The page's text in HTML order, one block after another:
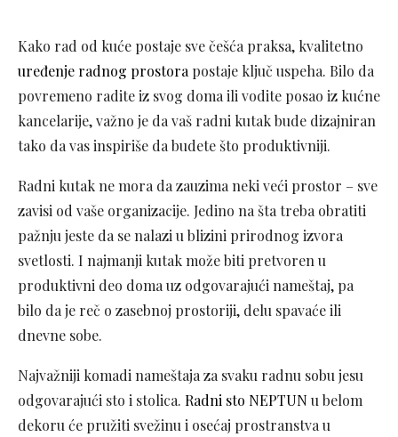
Kako rad od kuće postaje sve češća praksa, kvalitetno
uređenje radnog prostora postaje ključ uspeha. Bilo da
povremeno radite iz svog doma ili vodite posao iz kućne
kancelarije, važno je da vaš radni kutak bude dizajniran
tako da vas inspiriše da budete što produktivniji.
Radni kutak ne mora da zauzima neki veći prostor – sve
zavisi od vaše organizacije. Jedino na šta treba obratiti
pažnju jeste da se nalazi u blizini prirodnog izvora
svetlosti. I najmanji kutak može biti pretvoren u
produktivni deo doma uz odgovarajući nameštaj, pa
bilo da je reč o zasebnoj prostoriji, delu spavaće ili
dnevne sobe.
Najvažniji komadi nameštaja za svaku radnu sobu jesu
odgovarajući sto i stolica. Radni sto NEPTUN u belom
dekoru će pružiti svežinu i osećaj prostranstva u